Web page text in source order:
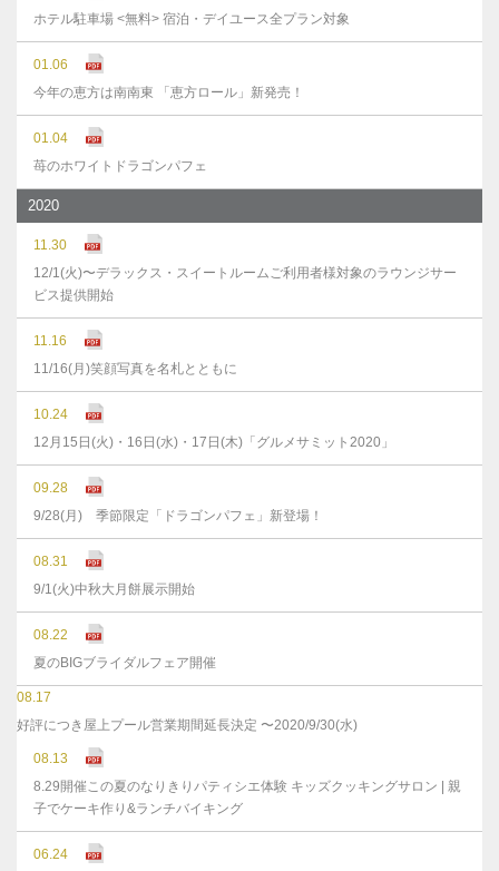
ホテル駐車場 <無料> 宿泊・デイユース全プラン対象
01.06
今年の恵方は南南東 「恵方ロール」新発売！
01.04
苺のホワイトドラゴンパフェ
2020
11.30
12/1(火)〜デラックス・スイートルームご利用者様対象のラウンジサー
ビス提供開始
11.16
11/16(月)笑顔写真を名札とともに
10.24
12月15日(火)・16日(水)・17日(木)「グルメサミット2020」
09.28
9/28(月) 季節限定「ドラゴンパフェ」新登場！
08.31
9/1(火)中秋大月餅展示開始
08.22
夏のBIGブライダルフェア開催
08.17
好評につき屋上プール営業期間延長決定 〜2020/9/30(水)
08.13
8.29開催この夏のなりきりパティシエ体験 キッズクッキングサロン | 親
子でケーキ作り&ランチバイキング
06.24